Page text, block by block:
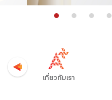
เกี่ยวกับเรา